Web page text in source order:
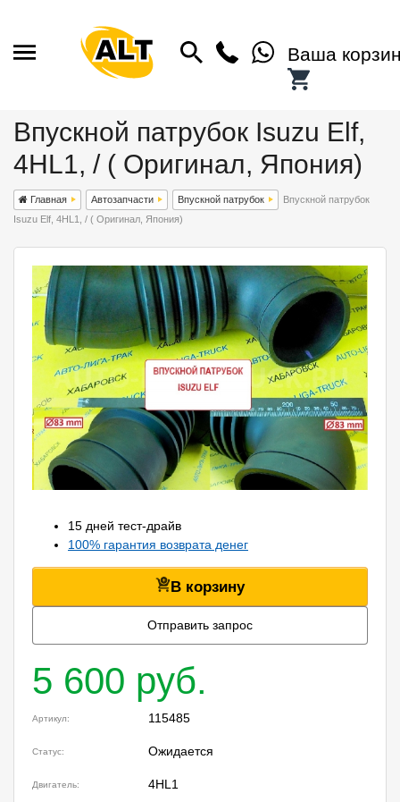
Ваша
Впускной патрубок Isuzu Elf,
4HL1, / ( Оригинал, Япония)
Главная Автозапчасти Впускной патрубок
Впускной патрубок
Isuzu Elf, 4HL1, / ( Оригинал, Япония)
15 дней тест-драйв
100% гарантия возврата денег
В корзину
Отправить запрос
5 600 руб.
Артикул: 115485
Статус: Ожидается
Двигатель: 4HL1